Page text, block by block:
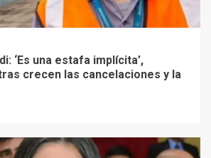
‘Es una estafa implícita’,
crecen las cancelaciones y la